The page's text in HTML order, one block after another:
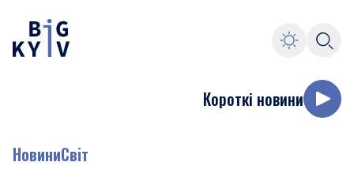
Короткі новини
НовиниСвіт